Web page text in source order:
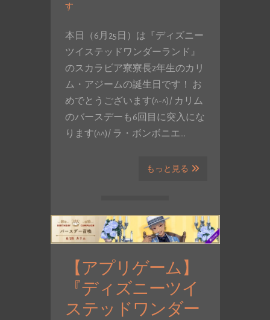
す
本日（6月25日）は『ディズニー
ツイステッドワンダーランド』
のスカラビア寮寮長2年生のカリ
ム・アジームの誕生日です！ お
めでとうございます(^-^)/ カリム
のバースデーも6回目に突入にな
ります(^^)/ ラ・ボンボニエ…
もっと見る
【アプリゲーム】
『ディズニーツイ
ステッドワンダー